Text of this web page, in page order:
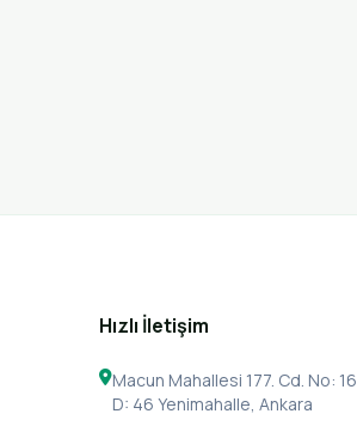
Hızlı İletişim
Macun Mahallesi 177. Cd. No: 16
D: 46 Yenimahalle, Ankara